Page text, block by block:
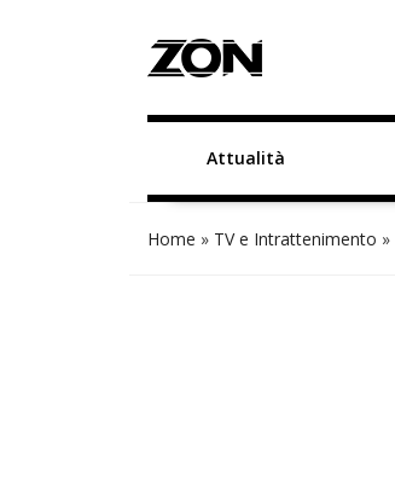
Attualità
Home » TV e Intrattenimento »